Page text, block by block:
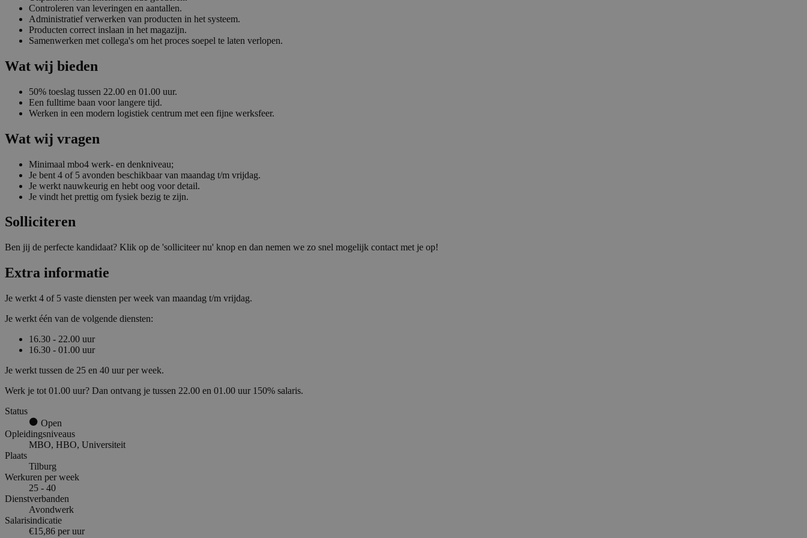
Controleren van leveringen en aantallen.
Administratief verwerken van producten in het systeem.
Producten correct inslaan in het magazijn.
Samenwerken met collega's om het proces soepel te laten verlopen.
Wat wij bieden
50% toeslag tussen 22.00 en 01.00 uur.
Een fulltime baan voor langere tijd.
Werken in een modern logistiek centrum met een fijne werksfeer.
Wat wij vragen
Minimaal mbo4 werk- en denkniveau;
Je bent 4 of 5 avonden beschikbaar van maandag t/m vrijdag.
Je werkt nauwkeurig en hebt oog voor detail.
Je vindt het prettig om fysiek bezig te zijn.
Solliciteren
Ben jij de perfecte kandidaat? Klik op de 'solliciteer nu' knop en dan nemen we zo snel mogelijk contact met je op!
Extra informatie
Je werkt 4 of 5 vaste diensten per week van maandag t/m vrijdag.
Je werkt één van de volgende diensten:
16.30 - 22.00 uur
16.30 - 01.00 uur
Je werkt tussen de 25 en 40 uur per week.
Werk je tot 01.00 uur? Dan ontvang je tussen 22.00 en 01.00 uur 150% salaris.
Status
Open
Opleidingsniveaus
MBO, HBO, Universiteit
Plaats
Tilburg
Werkuren per week
25 - 40
Dienstverbanden
Avondwerk
Salarisindicatie
€15,86 per uur